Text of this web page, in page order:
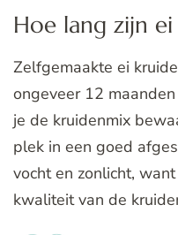
Hoe lang zijn
Zelfgemaakte ei
ongeveer 12
je de kruidenmix
plek in een goed
vocht en zonlicht,
kwaliteit van de